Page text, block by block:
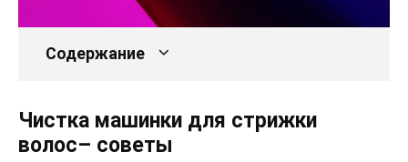
Содержание
Чистка машинки для стрижки
волос– советы